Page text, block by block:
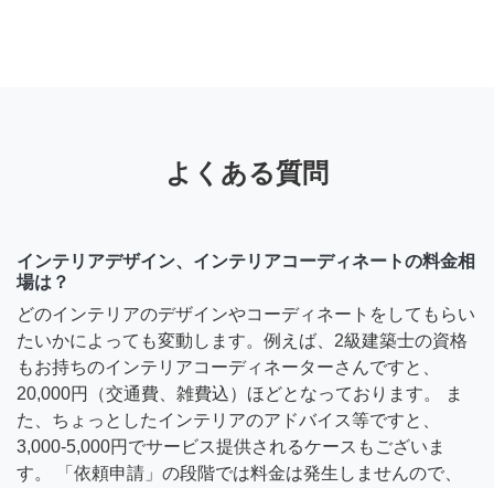
よくある質問
インテリアデザイン、インテリアコーディネートの料金相
場は？
どのインテリアのデザインやコーディネートをしてもらい
たいかによっても変動します。例えば、2級建築士の資格
もお持ちのインテリアコーディネーターさんですと、
20,000円（交通費、雑費込）ほどとなっております。 ま
た、ちょっとしたインテリアのアドバイス等ですと、
3,000-5,000円でサービス提供されるケースもございま
す。 「依頼申請」の段階では料金は発生しませんので、